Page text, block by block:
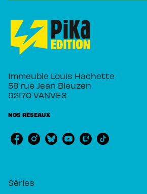
Immeuble Louis Hachette
58 rue Jean Bleuzen
92170 VANVES
NOS RÉSEAUX
Séries